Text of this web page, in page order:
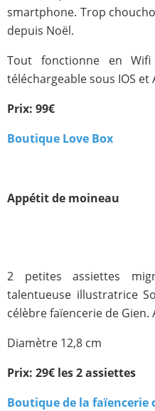
smartphone. Trop
depuis Noël.
Tout fonctionne en
téléchargeable sous IOS et
Prix: 99€
Boutique Love Box
Appétit de moineau
2 petites assiettes
talentueuse illustratrice
célèbre faïencerie de Gien.
Diamètre 12,8 cm
Prix: 29€ les 2 assiettes
Boutique de la faïencerie